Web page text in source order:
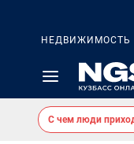
НЕДВИЖИМОСТЬ
С чем люди